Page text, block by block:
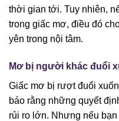
thời gian tới. Tuy nhiên,
trong giấc mơ, điều đó
yên trong nội tâm.
Mơ bị người khác đuổi
Giấc mơ bị rượt đuổi
báo rằng những quyết
rủi ro lớn. Nhưng nếu